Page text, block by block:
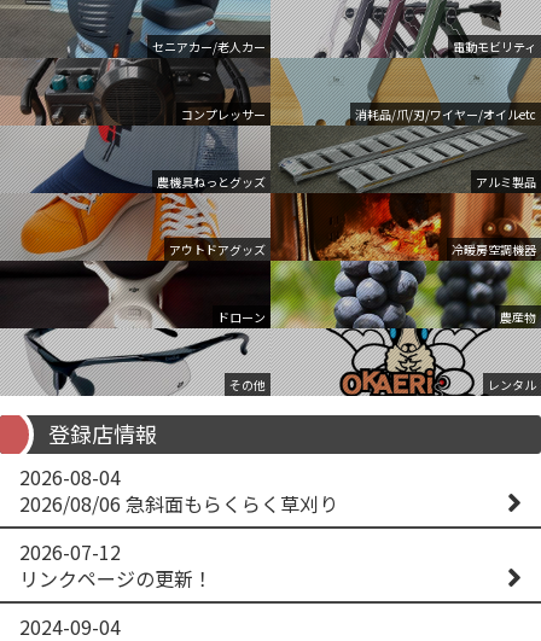
セニアカー/老人カー 電動モビリティ
コンプレッサー 消耗品/爪/刃/ワイヤー/オイルetc
農機具ねっとグッズ アルミ製品
アウトドアグッズ 冷暖房空調機器
ドローン 農産物
その他 レンタル
登録店情報
2026-08-04
2026/08/06 急斜面もらくらく草刈り
2026-07-12
リンクページの更新！
2024-09-04